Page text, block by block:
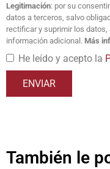
Legitimación: por su
datos a terceros, salvo
rectificar y suprimir los
información adicional. Más
He leído y acepto la
También le